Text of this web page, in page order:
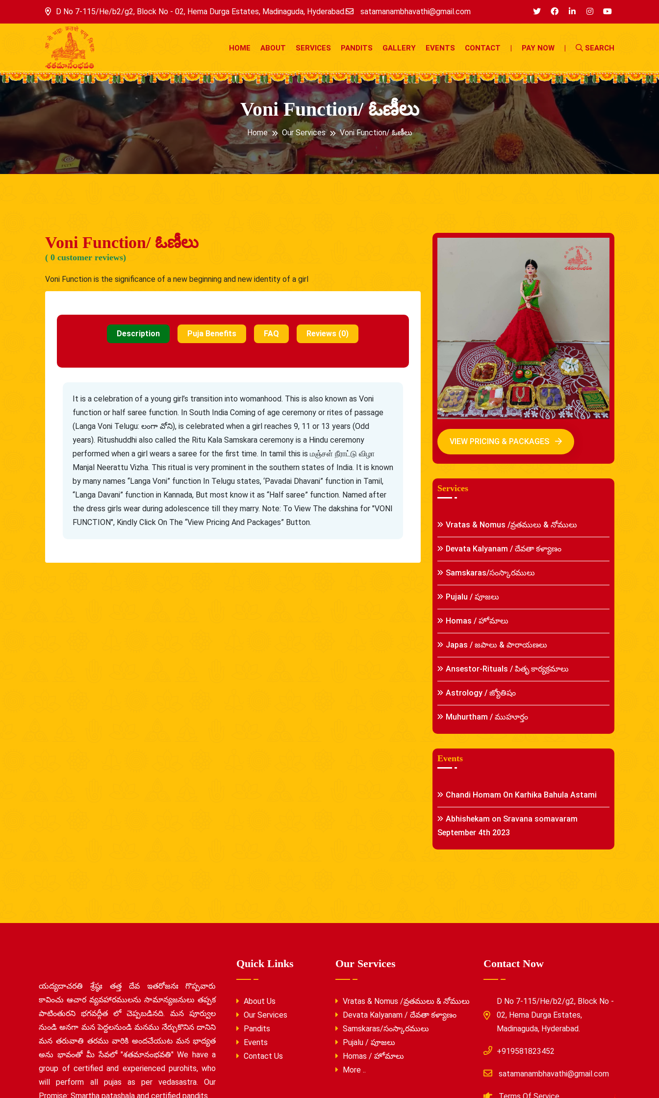
D No 7-115/He/b2/g2, Block No - 02, Hema Durga Estates, Madinaguda, Hyderabad. satamanambhavathi@gmail.com
HOME ABOUT SERVICES PANDITS GALLERY EVENTS CONTACT | PAY NOW | SEARCH
Voni Function/ ఓణీలు
Home Our Services Voni Function/ ఓణీలు
Voni Function/ ఓణీలు
( 0 customer reviews)
Voni Function is the significance of a new beginning and new identity of a girl
Description Puja Benefits FAQ Reviews (0)
It is a celebration of a young girl’s transition into womanhood. This is also known as Voni
function or half saree function. In South India Coming of age ceremony or rites of passage
(Langa Voni Telugu: లంగా వోని), is celebrated when a girl reaches 9, 11 or 13 years (Odd
years). Ritushuddhi also called the Ritu Kala Samskara ceremony is a Hindu ceremony
performed when a girl wears a saree for the first time. In tamil this is மஞ்சள் நீராட்டு விழா
Manjal Neerattu Vizha. This ritual is very prominent in the southern states of India. It is known
by many names “Langa Voni” function In Telugu states, ‘Pavadai Dhavani” function in Tamil,
“Langa Davani” function in Kannada, But most know it as “Half saree” function. Named after
the dress girls wear during adolescence till they marry. Note: To View The dakshina for "VONI
FUNCTION", Kindly Click On The “View Pricing And Packages” Button.
VIEW PRICING & PACKAGES
Services
Vratas & Nomus /వ్రతములు & నోములు
Devata Kalyanam / దేవతా కళ్యాణం
Samskaras/సంస్కారములు
Pujalu / పూజలు
Homas / హోమాలు
Japas / జపాలు & పారాయణలు
Ansestor-Rituals / పితృ కార్యక్రమాలు
Astrology / జ్యోతిషం
Muhurtham / ముహూర్తం
Events
Chandi Homam On Karhika Bahula Astami
Abhishekam on Sravana somavaram
September 4th 2023
యద్యదాచరతి శ్రేష్ఠః తత్త దేవ ఇతరోజనః గొప్పవారు
కావించు ఆచార వ్యవహారములను సామాన్యజనులు తప్పక
పాటింతురని భగవద్గీత లో చెప్పబడినది. మన పూర్వుల
నుండి అనగా మన పెద్దలనుండి మనము నేర్చుకొనిన దానిని
మన తరువాతి తరము వారికి అందచేయుట మన భాద్యత
అను భావంతో మీ సేవలో "శతమానంభవతి" We have a
group of certified and experienced purohits, who
will perform all pujas as per vedasastra. Our
Promise: Smartha patashala and certified pandits
Quick Links
About Us
Our Services
Pandits
Events
Contact Us
Our Services
Vratas & Nomus /వ్రతములు & నోములు
Devata Kalyanam / దేవతా కళ్యాణం
Samskaras/సంస్కారములు
Pujalu / పూజలు
Homas / హోమాలు
More ..
Contact Now
D No 7-115/He/b2/g2, Block No -
02, Hema Durga Estates,
Madinaguda, Hyderabad.
+919581823452
satamanambhavathi@gmail.com